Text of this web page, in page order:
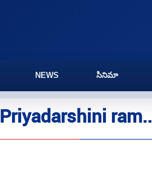
NEWS సినిమా
Priyadarshini ram..